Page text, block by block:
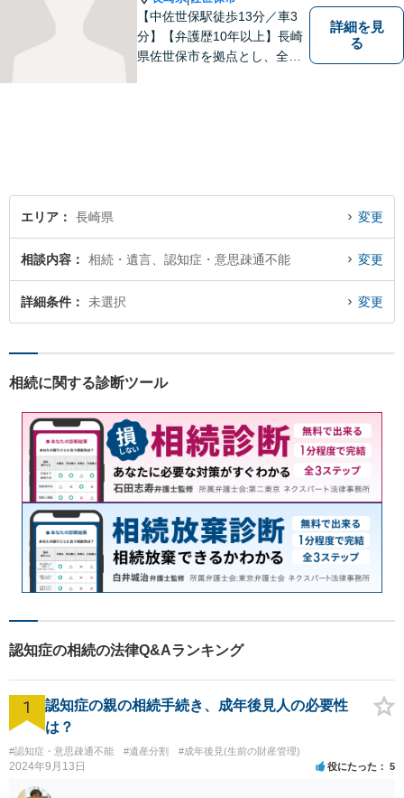
【中佐世保駅徒歩13分／車3
分】【弁護歴10年以上】長崎
県佐世保市を拠点とし、全国
い。
詳細を見
る
エリア 長崎県 変更
相談内容 相続・遺言、認知症・意思疎通不能 変更
詳細条件 未選択 変更
相続に関する診断ツール
認知症の相続の法律Q&Aランキング
1
認知症の親の相続手続き、成年後見人の必要性
は？
#認知症・意思疎通不能 #遺産分割 #成年後見(生前の財産管理)
2024年9月13日 役にたった 5